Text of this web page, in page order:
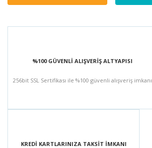
%100 GÜVENLİ ALIŞVERİŞ ALTYAPISI
256bit SSL Sertifikası ile %100 güvenli alışveriş imkanı
KREDİ KARTLARINIZA TAKSİT İMKANI